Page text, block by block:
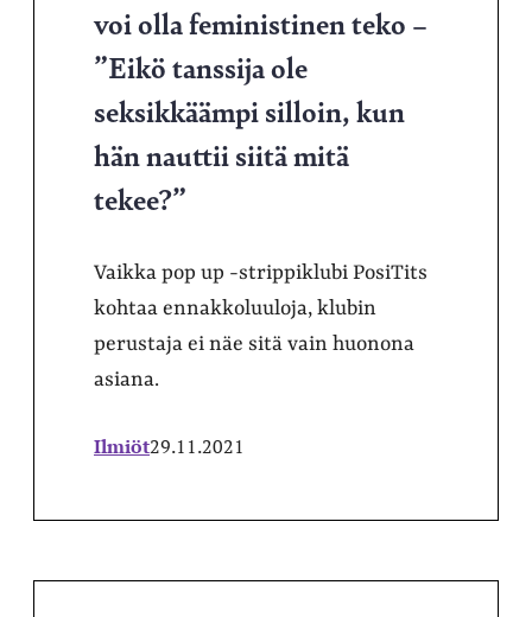
voi olla feministinen teko –
”Eikö tanssija ole
seksikkäämpi silloin, kun
hän nauttii siitä mitä
tekee?”
Vaikka pop up -strippiklubi PosiTits
kohtaa ennakkoluuloja, klubin
perustaja ei näe sitä vain huonona
asiana.
Ilmiöt29.11.2021